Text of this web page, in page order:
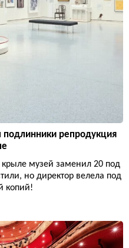
репродукция
крыле музей заменил 20 под
но директор велела под
копий!